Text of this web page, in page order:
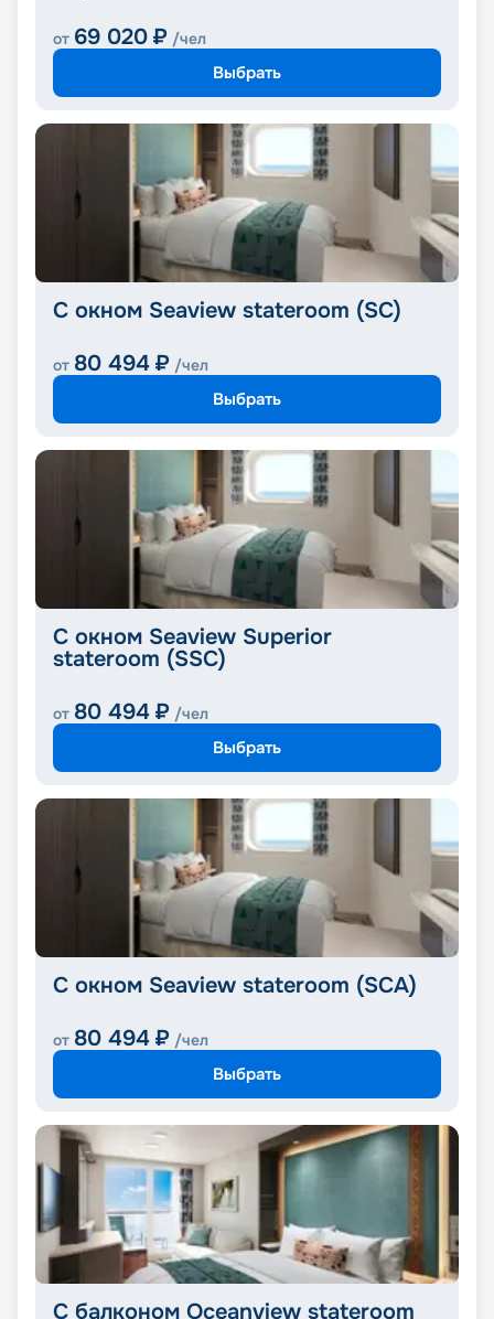
от 69 020 ₽ /чел
Выбрать
С окном Seaview stateroom (SC)
от 80 494 ₽ /чел
Выбрать
С окном Seaview Superior
stateroom (SSC)
от 80 494 ₽ /чел
Выбрать
С окном Seaview stateroom (SCA)
от 80 494 ₽ /чел
Выбрать
С балконом Oceanview stateroom